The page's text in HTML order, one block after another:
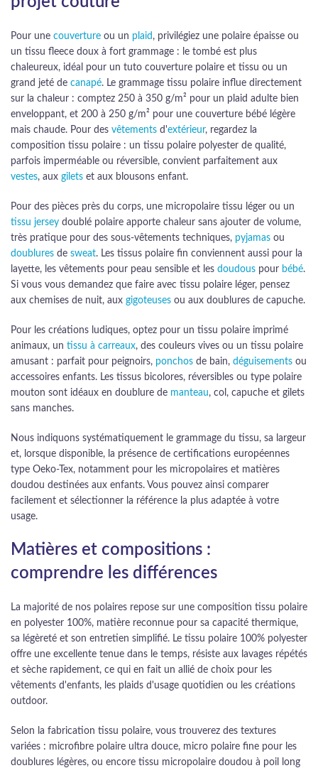
Pour une couverture ou un plaid , privilégiez une polaire épaisse ou
un tissu fleece doux à fort grammage : le tombé est plus
chaleureux, idéal pour un tuto couverture polaire et tissu ou un
grand jeté de canapé. Le grammage tissu polaire influe directement
sur la chaleur : comptez 250 à 350 g/m² pour un plaid adulte bien
enveloppant, et 200 à 250 g/m² pour une couverture bébé légère
mais chaude. Pour des vêtements d'extérieur, regardez la
composition tissu polaire : un tissu polaire polyester de qualité,
parfois imperméable ou réversible, convient parfaitement aux
vestes, aux gilets et aux blousons enfant.
Pour des pièces près du corps, une micropolaire tissu léger ou un
tissu jersey doublé polaire apporte chaleur sans ajouter de volume,
très pratique pour des sous-vêtements techniques, pyjamas ou
doublures de sweat. Les tissus polaire fin conviennent aussi pour la
layette, les vêtements pour peau sensible et les doudous pour bébé.
Si vous vous demandez que faire avec tissu polaire léger, pensez
aux chemises de nuit, aux gigoteuses ou aux doublures de capuche.
Pour les créations ludiques, optez pour un tissu polaire imprimé
animaux, un tissu à carreaux, des couleurs vives ou un tissu polaire
amusant : parfait pour peignoirs, ponchos de bain, déguisements ou
accessoires enfants. Les tissus bicolores, réversibles ou type polaire
mouton sont idéaux en doublure de manteau, col, capuche et gilets
sans manches.
Nous indiquons systématiquement le grammage du tissu, sa largeur
et, lorsque disponible, la présence de certifications européennes
type Oeko-Tex, notamment pour les micropolaires et matières
doudou destinées aux enfants. Vous pouvez ainsi comparer
facilement et sélectionner la référence la plus adaptée à votre
usage.
Matières et compositions :
comprendre les différences
La majorité de nos polaires repose sur une composition tissu polaire
en polyester 100%, matière reconnue pour sa capacité thermique,
sa légèreté et son entretien simplifié. Le tissu polaire 100% polyester
offre une excellente tenue dans le temps, résiste aux lavages répétés
et sèche rapidement, ce qui en fait un allié de choix pour les
vêtements d'enfants, les plaids d'usage quotidien ou les créations
outdoor.
Selon la fabrication tissu polaire, vous trouverez des textures
variées : microfibre polaire ultra douce, micro polaire fine pour les
doublures légères, ou encore tissu micropolaire doudou à poil long